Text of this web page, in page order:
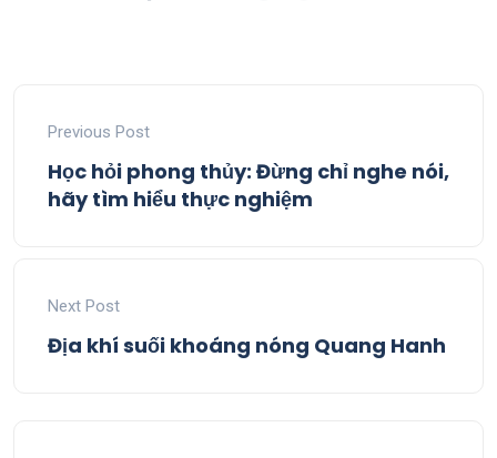
Previous Post
Học hỏi phong thủy: Đừng chỉ nghe nói,
hãy tìm hiểu thực nghiệm
Next Post
Địa khí suối khoáng nóng Quang Hanh